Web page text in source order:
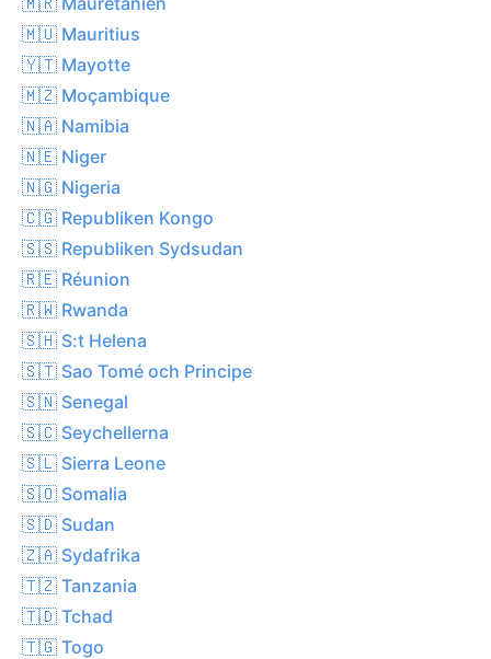
🇲🇺 Mauritius
🇾🇹 Mayotte
🇲🇿 Moçambique
🇳🇦 Namibia
🇳🇪 Niger
🇳🇬 Nigeria
🇨🇬 Republiken Kongo
🇸🇸 Republiken Sydsudan
🇷🇪 Réunion
🇷🇼 Rwanda
🇸🇭 S:t Helena
🇸🇹 Sao Tomé och Principe
🇸🇳 Senegal
🇸🇨 Seychellerna
🇸🇱 Sierra Leone
🇸🇴 Somalia
🇸🇩 Sudan
🇿🇦 Sydafrika
🇹🇿 Tanzania
🇹🇩 Tchad
🇹🇬 Togo